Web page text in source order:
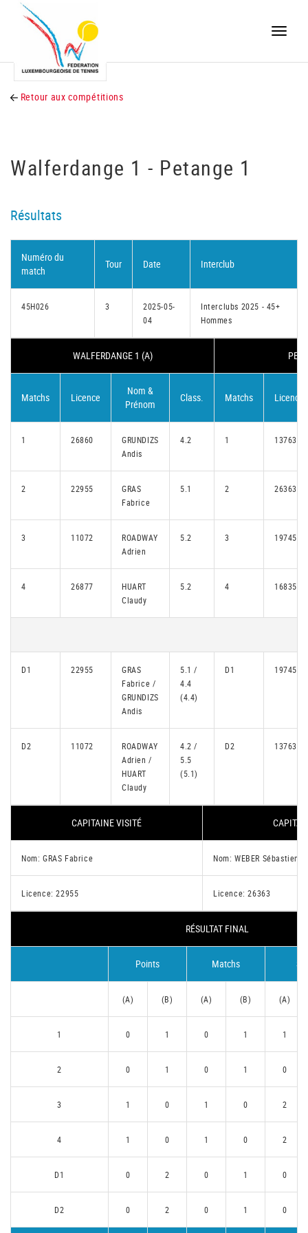
Toggle
Retour aux compétitions
Walferdange 1 - Petange 1
Résultats
Numéro du
match
Tour Date Interclub
45H026 3
2025-05-
04
Interclubs 2025 - 45+
Hommes
WALFERDANGE 1 (A)
Matchs Licence
Nom &
Prénom
Class. Matchs Licence
1 26860
GRUNDIZS
Andis
4.2 1 13763
2 22955
GRAS
Fabrice
5.1 2 26363
3 11072
ROADWAY
Adrien
5.2 3 19745
4 26877
HUART
Claudy
5.2 4 16835
D1 22955
GRAS
Fabrice /
GRUNDIZS
Andis
5.1 /
4.4
(4.4)
D1 19745
D2 11072
ROADWAY
Adrien /
HUART
Claudy
4.2 /
5.5
(5.1)
D2 13763
CAPITAINE VISITÉ
Nom: GRAS Fabrice Nom: WEBER Sébastien
Licence: 22955 Licence: 26363
RÉSULTAT FINAL
Points Matchs
(A) (B) (A) (B) (A)
1 0 1 0 1 1
2 0 1 0 1 0
3 1 0 1 0 2
4 1 0 1 0 2
D1 0 2 0 1 0
D2 0 2 0 1 0